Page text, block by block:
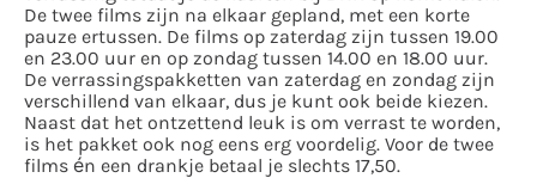
De twee films zijn na elkaar gepland, met een korte
pauze ertussen. De films op zaterdag zijn tussen 19.00
en 23.00 uur en op zondag tussen 14.00 en 18.00 uur.
De verrassingspakketten van zaterdag en zondag zijn
verschillend van elkaar, dus je kunt ook beide kiezen.
Naast dat het ontzettend leuk is om verrast te worden,
is het pakket ook nog eens erg voordelig. Voor de twee
films én een drankje betaal je slechts 17,50.